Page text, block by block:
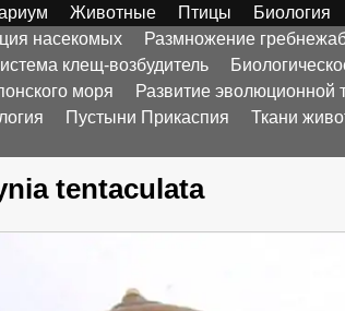
Животные Птицы Биология
насекомых Размножение
клещ-возбудитель
моря Развитие эволюционной
Пустыни Прикаспия Ткани
tentaculata